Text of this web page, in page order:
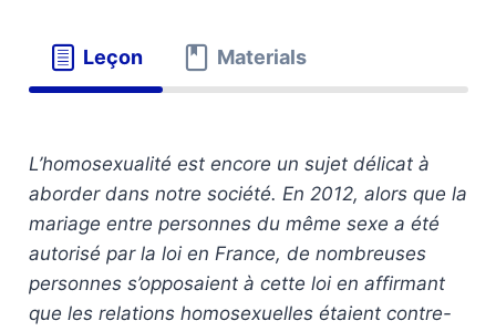
Leçon Materials
L’homosexualité est encore un sujet délicat à
aborder dans notre société. En 2012, alors que la
mariage entre personnes du même sexe a été
autorisé par la loi en France, de nombreuses
personnes s’opposaient à cette loi en affirmant
que les relations homosexuelles étaient contre-